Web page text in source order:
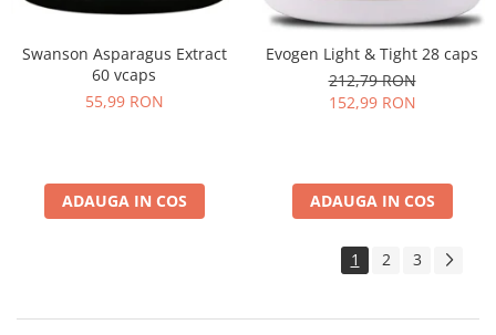
Swanson Asparagus Extract
60 vcaps
55,99 RON
ADAUGA IN COS
Evogen Light & Tight 28 caps
212,79 RON
152,99 RON
ADAUGA IN COS
1 2 3